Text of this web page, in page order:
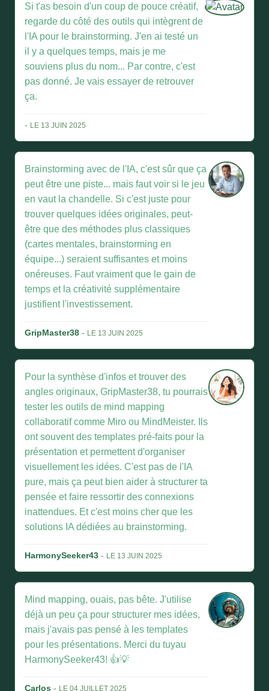
Si t'as besoin d'un coup de pouce créatif,
regarde du côté des outils qui intègrent de
l'IA pour le brainstorming. J'en ai testé un
il y a quelques temps, mais je me
souviens plus du nom... Par contre, c'est
pas donné. Je vais essayer de retrouver
ça.
- LE 13 JUIN 2025
Brainstorming avec de l'IA, c'est sûr que ça
peut être une piste... mais faut voir si le jeu
en vaut la chandelle. Si c'est juste pour
trouver quelques idées originales, peut-
être que des méthodes plus classiques
(cartes mentales, brainstorming en
équipe...) seraient suffisantes et moins
onéreuses. Faut vraiment que le gain de
temps et la créativité supplémentaire
justifient l'investissement.
GripMaster38 - LE 13 JUIN 2025
Pour la synthèse d'infos et trouver des
angles originaux, GripMaster38, tu pourrais
tester les outils de mind mapping
collaboratif comme Miro ou MindMeister. Ils
ont souvent des templates pré-faits pour la
présentation et permettent d'organiser
visuellement les idées. C'est pas de l'IA
pure, mais ça peut bien aider à structurer ta
pensée et faire ressortir des connexions
inattendues. Et c'est moins cher que les
solutions IA dédiées au brainstorming.
HarmonySeeker43 - LE 13 JUIN 2025
Mind mapping, ouais, pas bête. J'utilise
déjà un peu ça pour structurer mes idées,
mais j'avais pas pensé à les templates
pour les présentations. Merci du tuyau
HarmonySeeker43! 👍💡
Carlos - LE 04 JUILLET 2025